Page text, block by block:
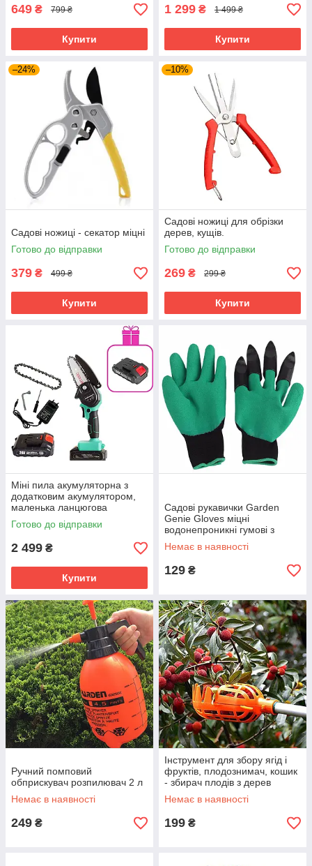
649 ₴ 799 ₴
Купити
1 299 ₴ 1 499 ₴
Купити
–24%
Садові ножиці - секатор міцні
Готово до відправки
379 ₴ 499 ₴
Купити
–10%
Садові ножиці для обрізки
дерев, кущів.
Готово до відправки
269 ₴ 299 ₴
Купити
Міні пила акумуляторна з
додатковим акумулятором,
маленька ланцюгова
електропила на акумуляторі
Готово до відправки
2 499 ₴
Купити
Садові рукавички Garden
Genie Gloves міцні
водонепроникні гумові з
пластиковими пазурами
Немає в наявності
129 ₴
Ручний помповий
обприскувач розпилювач 2 л
Немає в наявності
249 ₴
Інструмент для збору ягід і
фруктів, плодознимач, кошик
- збирач плодів з дерев
Немає в наявності
199 ₴